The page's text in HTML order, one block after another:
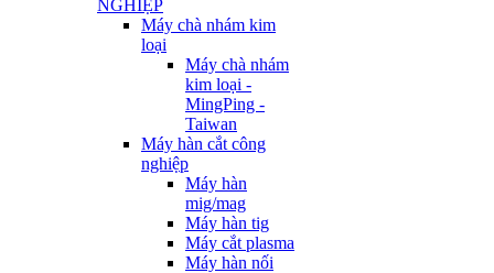
NGHIỆP
Máy chà nhám kim
loại
Máy chà nhám
kim loại -
MingPing -
Taiwan
Máy hàn cắt công
nghiệp
Máy hàn
mig/mag
Máy hàn tig
Máy cắt plasma
Máy hàn nối